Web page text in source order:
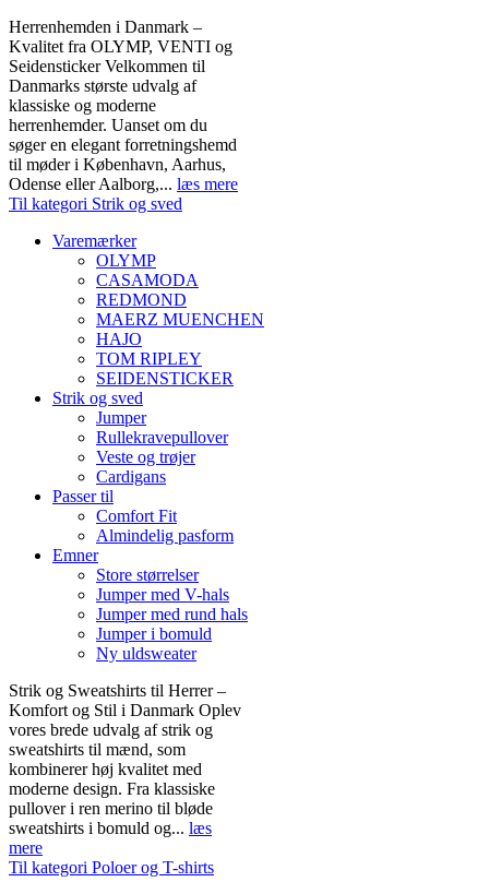
Herrenhemden i Danmark –
Kvalitet fra OLYMP, VENTI og
Seidensticker Velkommen til
Danmarks største udvalg af
klassiske og moderne
herrenhemder. Uanset om du
søger en elegant forretningshemd
til møder i København, Aarhus,
Odense eller Aalborg,... læs mere
Til kategori Strik og sved
Varemærker
OLYMP
CASAMODA
REDMOND
MAERZ MUENCHEN
HAJO
TOM RIPLEY
SEIDENSTICKER
Strik og sved
Jumper
Rullekravepullover
Veste og trøjer
Cardigans
Passer til
Comfort Fit
Almindelig pasform
Emner
Store størrelser
Jumper med V-hals
Jumper med rund hals
Jumper i bomuld
Ny uldsweater
Strik og Sweatshirts til Herrer –
Komfort og Stil i Danmark Oplev
vores brede udvalg af strik og
sweatshirts til mænd, som
kombinerer høj kvalitet med
moderne design. Fra klassiske
pullover i ren merino til bløde
sweatshirts i bomuld og... læs
mere
Til kategori Poloer og T-shirts